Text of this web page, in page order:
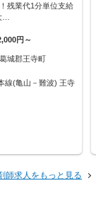
残業代1分単位支給
…
円～
城郡王寺町
線(亀山－難波) 王寺
師求人をもっと見る